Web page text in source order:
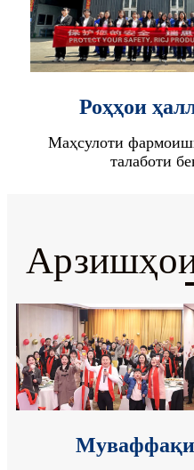
Роҳҳои
Маҳсулоти
талаботи